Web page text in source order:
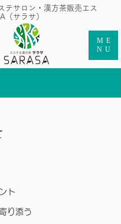
テサロン・漢方茶販売エス
（サラサ）
ME
NU
ト
り添う